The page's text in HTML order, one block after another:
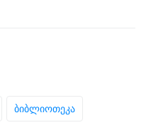
ბიბლიოთეკა